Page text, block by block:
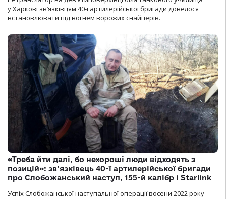
у Харкові зв’язківцям 40-ї артилерійської бригади довелося
встановлювати під вогнем ворожих снайперів.
«Треба йти далі, бо нехороші люди відходять з
позицій»: зв’язківець 40-ї артилерійської бригади
про Слобожанський наступ, 155-й калібр і Starlink
Успіх Слобожанської наступальної операції восени 2022 року